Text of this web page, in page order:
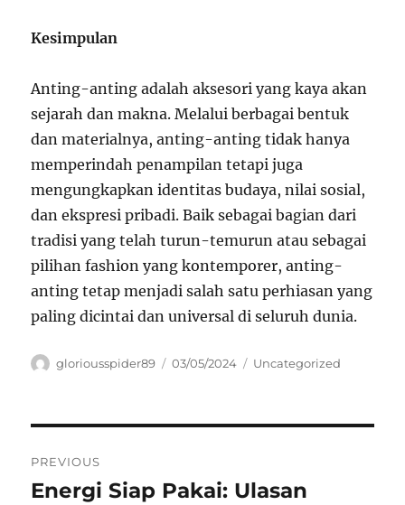
Kesimpulan
Anting-anting adalah aksesori yang kaya akan
sejarah dan makna. Melalui berbagai bentuk
dan materialnya, anting-anting tidak hanya
memperindah penampilan tetapi juga
mengungkapkan identitas budaya, nilai sosial,
dan ekspresi pribadi. Baik sebagai bagian dari
tradisi yang telah turun-temurun atau sebagai
pilihan fashion yang kontemporer, anting-
anting tetap menjadi salah satu perhiasan yang
paling dicintai dan universal di seluruh dunia.
Author
gloriousspider89
Posted
03/05/2024 Categories
Uncategorized
pos
PREVIOUS
Previous
Energi Siap Pakai: Ulasan